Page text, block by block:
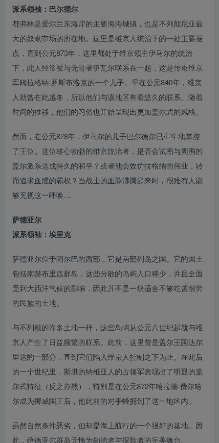
派系领袖：巴尔德尔
都弗林是爱尔兰东海岸的主要海港城镇，也是不列颠尼亚最
大的奴隶市场的所在地。这里是维京人统治下的一处主要据
点，直到公元873年，这里都处于维京领主伊马尔的统治
下，此人经常被与无骨者伊瓦尔联系在一起，这是传奇维京
军阀拉格纳·罗斯布洛克的一个儿子。早在公元840年，维京
人就曾在此越冬，所以他们与该地区有着悠久的联系。随着
时间的推移，他们的习俗也开始呈现出更加盖尔式的风格。
然而，在公元878年，伊马尔的儿子巴尔德尔已牢牢地掌控
了王位。这位雄心勃勃的维京统治者，是否会试图与周围的
盖尔派系达成持久的和平？或者他会效仿拉格纳的伟业，转
而追求血腥的霸权？当战士的血脉沸腾起来时，很难有人能
够无视这一呼唤…
萨德亚尔
派系领袖：埃里克
萨德亚尔位于阿尔巴的西部，它是南部列岛之国。它的国土
包括南赫布里底群岛，这些分散的岛屿人口稀少，并且全面
受到大西洋气候的影响，因此并不是一块适合不够吃苦耐劳
的民族的土地。
与不列颠的许多土地一样，这些岛屿从公元八世纪起就与维
京人产生了日益频繁的联系。此前，这里曾是盖尔王国达尔
里达的一部分，直到它们陷入维京人控制之下为止。在此后
的一个世纪里，斯堪的纳维亚人的占领军表现出了明显的盖
尔式特征（反之亦然），特别是在公元872年哈拉德·费尔哈
尔成为挪威国王后，他此前的对手蜂拥到了这一地区内。
虽然自然条件恶劣，但却是海上航行的一个很好的基地。因
此，萨德亚尔群岛无愧为劫掠者与探险者的完美舞台。